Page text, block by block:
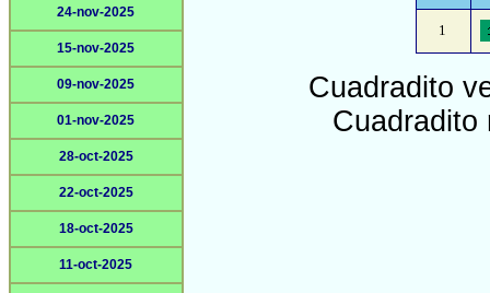
24-nov-2025
15-nov-2025
09-nov-2025
01-nov-2025
28-oct-2025
22-oct-2025
18-oct-2025
11-oct-2025
1
Cuadradito
Cuadradito